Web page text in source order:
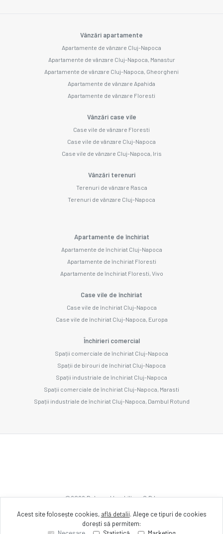
Vânzări apartamente
Apartamente de vânzare Cluj-Napoca
Apartamente de vânzare Cluj-Napoca, Manastur
Apartamente de vânzare Cluj-Napoca, Gheorgheni
Apartamente de vânzare Apahida
Apartamente de vânzare Floresti
Vânzări case vile
Case vile de vânzare Floresti
Case vile de vânzare Cluj-Napoca
Case vile de vânzare Cluj-Napoca, Iris
Vânzări terenuri
Terenuri de vânzare Rasca
Terenuri de vânzare Cluj-Napoca
Apartamente de închiriat
Apartamente de închiriat Cluj-Napoca
Apartamente de închiriat Floresti
Apartamente de închiriat Floresti, Vivo
Case vile de închiriat
Case vile de închiriat Cluj-Napoca
Case vile de închiriat Cluj-Napoca, Europa
Închirieri comercial
Spații comerciale de închiriat Cluj-Napoca
Spații de birouri de închiriat Cluj-Napoca
Spații industriale de închiriat Cluj-Napoca
Spații comerciale de închiriat Cluj-Napoca, Marasti
Spații industriale de închiriat Cluj-Napoca, Dambul Rotund
©2026Bulevard Imobiliare S.R.L.
Site creat în
Acest site folosește cookies, află detalii. Alege ce tipuri de cookies
dorești să permitem: